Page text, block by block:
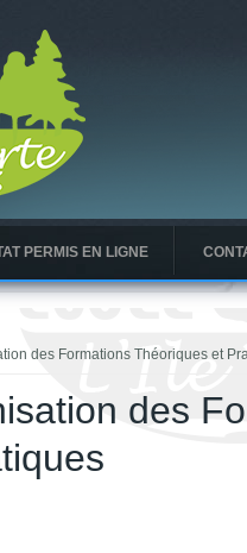
PERMIS EN LIGNE
des Formations Théoriques et
des